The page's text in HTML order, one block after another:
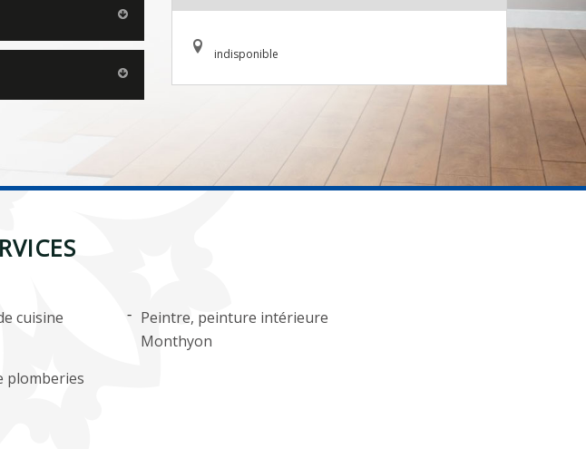
indisponible
cuisine
plomberies
Peintre, peinture intérieure
Monthyon